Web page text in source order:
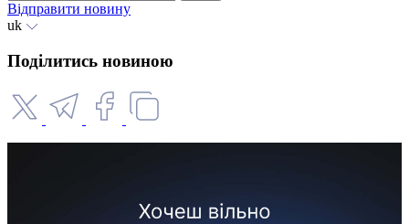
Відправити новину
uk
Поділитись новиною